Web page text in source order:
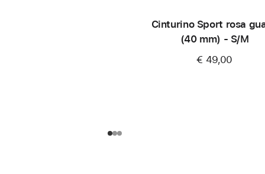
Cinturino Sport rosa
(40 mm) - S/M
€ 49,00